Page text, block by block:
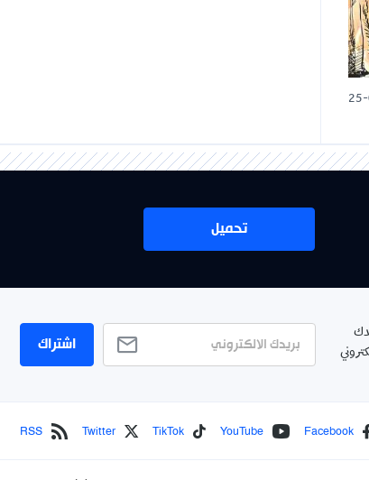
تحميل
اشتراك
Facebook
YouTube
TikTok
Twitter
RSS